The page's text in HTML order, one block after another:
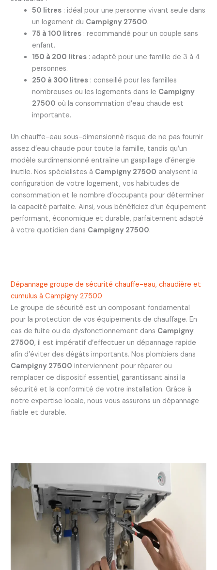
50 litres: idéal pour une personne vivant seule dans
un logement du Campigny 27500.
75 à 100 litres: recommandé pour un couple sans
enfant.
150 à 200 litres: adapté pour une famille de 3 à 4
personnes.
250 à 300 litres: conseillé pour les familles
nombreuses ou les logements dans le Campigny
27500 où la consommation d’eau chaude est
importante.
Un chauffe-eau sous-dimensionné risque de ne pas fournir
assez d’eau chaude pour toute la famille, tandis qu’un
modèle surdimensionné entraîne un gaspillage d’énergie
inutile. Nos spécialistes à Campigny 27500 analysent la
configuration de votre logement, vos habitudes de
consommation et le nombre d’occupants pour déterminer
la capacité parfaite. Ainsi, vous bénéficiez d’un équipement
performant, économique et durable, parfaitement adapté
à votre quotidien dans Campigny 27500.
Dépannage groupe de sécurité chauffe-eau, chaudière et
cumulus à Campigny 27500
Le groupe de sécurité est un composant fondamental
pour la protection de vos équipements de chauffage. En
cas de fuite ou de dysfonctionnement dans Campigny
27500, il est impératif d’effectuer un dépannage rapide
afin d’éviter des dégâts importants. Nos plombiers dans
Campigny 27500 interviennent pour réparer ou
remplacer ce dispositif essentiel, garantissant ainsi la
sécurité et la conformité de votre installation. Grâce à
notre expertise locale, nous vous assurons un dépannage
fiable et durable.